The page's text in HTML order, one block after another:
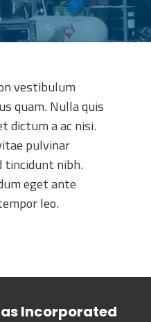
vestibulum
quam. Nulla quis
dictum a ac nisi.
pulvinar
tincidunt nibh.
eget ante
leo.
Incorporated